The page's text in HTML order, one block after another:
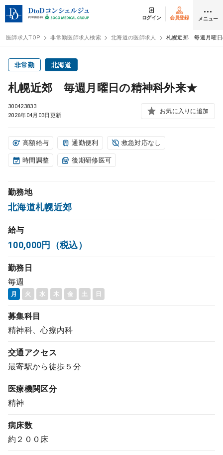
ログイン 会員登録 メニュー
医師求人
常勤検索
非常勤検索 アルバイト
スポット検索 アルバイト
DtoDの転職・アルバイト支援
コンサルタント
成功事例
転職ノウハウ
受付時間
0120-337-613
クリニック開業
お問合せ
採用をお考えの医療機関の方
医師求人TOP 非常勤医師求人検索 北海道の医師求人 札幌近郊 毎週月曜
非常勤 北海道
札幌近郊 毎週月曜日の精神科外来★
300423833
2026年04月03日更新
お気に入りに追加
高額給与 通勤便利 救急対応なし
時間調整 後期研修医可
勤務地
北海道札幌近郊
給与
100,000円（税込）
勤務日
毎週
月 火 水 木 金 土 日
募集科目
精神科、心療内科
交通アクセス
最寄駅から徒歩５分
医療機関区分
精神
病床数
約２００床